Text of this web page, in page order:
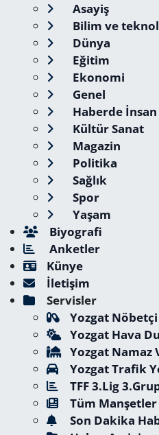
Asayiş
Bilim ve
Dünya
Eğitim
Ekonomi
Genel
Haberde İnsan
Kültür Sanat
Magazin
Politika
Sağlık
Spor
Yaşam
Biyografi
Anketler
Künye
İletişim
Servisler
Yozgat
Yozgat Hava
Yozgat Namaz
Yozgat Trafik
TFF 3.Lig
Tüm Manşetler
Son Dakika